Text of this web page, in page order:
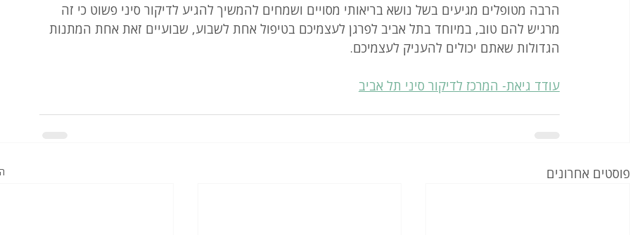
הרבה מטופלים מגיעים בשל נושא בריאותי מסויים ושמחים להמשיך להגיע לדיקור סיני פשוט כי זה
מרגיש להם טוב, במיוחד בתל אביב לפרגן לעצמיכם בטיפול אחת לשבוע, שבועיים זאת אחת המתנות
הגדולות שאתם יכולים להעניק לעצמיכם.
עודד גיאת- המרכז לדיקור סיני תל אביב
פוסטים אחרונים